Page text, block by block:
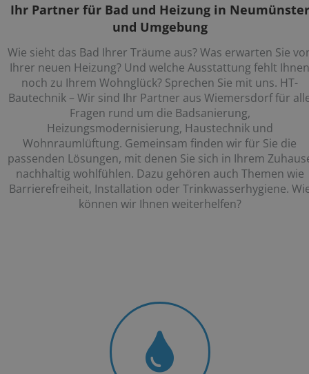
Ihr Partner für Bad und Heizung in Neumünster
und Umgebung
Wie sieht das Bad Ihrer Träume aus? Was erwarten Sie
Ihrer neuen Heizung? Und welche Ausstattung fehlt Ihnen
noch zu Ihrem Wohnglück? Sprechen Sie mit uns. HT-
Bautechnik – Wir sind Ihr Partner aus Wiemersdorf für
Fragen rund um die Badsanierung,
Heizungsmodernisierung, Haustechnik und
Wohnraumlüftung. Gemeinsam finden wir für Sie die
passenden Lösungen, mit denen Sie sich in Ihrem
nachhaltig wohlfühlen. Dazu gehören auch Themen wie
Barrierefreiheit, Installation oder Trinkwasserhygiene.
können wir Ihnen weiterhelfen?